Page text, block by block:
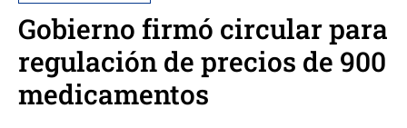
Gobierno firmó circular para
regulación de precios de 900
medicamentos